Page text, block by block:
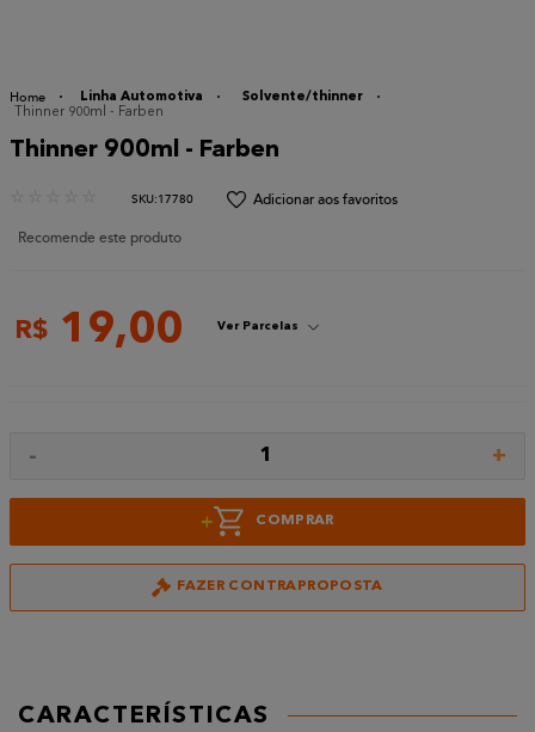
Linha Automotiva
Solvente/thinner
Thinner 900ml - Farben
Thinner 900ml - Farben
:17780
Recomende este produto
R$ 19,00 Ver Parcelas
- 1 +
+ COMPRAR
FAZER CONTRAPROPOSTA
CARACTERÍSTICAS